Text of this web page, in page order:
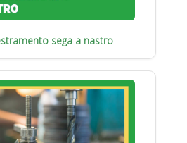
sega a nastro